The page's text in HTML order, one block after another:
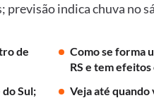
indica chuva no
de
Como se forma
RS e tem efeitos
Sul;
Veja até